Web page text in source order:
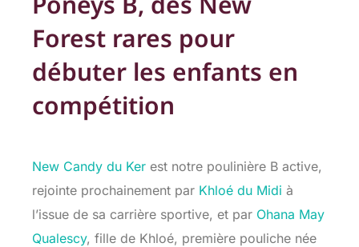
Forest rares pour
débuter les enfants en
compétition
New Candy du Ker est notre poulinière B active,
rejointe prochainement par Khloé du Midi à
l’issue de sa carrière sportive, et par Ohana May
Qualescy, fille de Khloé, première pouliche née